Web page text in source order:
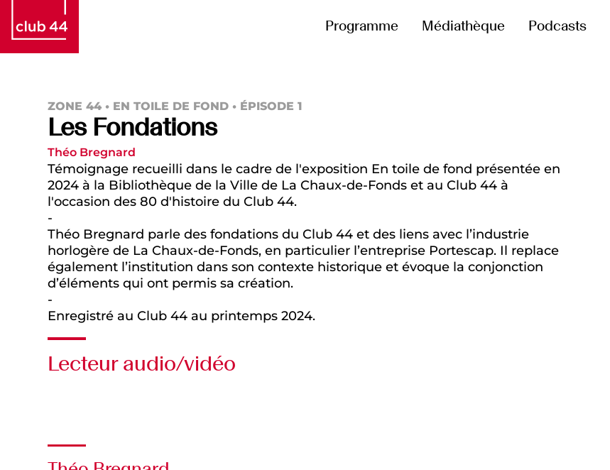
Programme Médiathèque Podcasts
ZONE 44 • EN TOILE DE FOND • ÉPISODE 1
Théo Bregnard
Les Fondations
Témoignage recueilli dans le cadre de l'exposition En toile de fond présentée en
2024 à la Bibliothèque de la Ville de La Chaux-de-Fonds et au Club 44 à
l'occasion des 80 d'histoire du Club 44.
-
Théo Bregnard parle des fondations du Club 44 et des liens avec l’industrie
horlogère de La Chaux-de-Fonds, en particulier l’entreprise Portescap. Il replace
également l’institution dans son contexte historique et évoque la conjonction
d’éléments qui ont permis sa création.
-
Enregistré au Club 44 au printemps 2024.
Lecteur audio/vidéo